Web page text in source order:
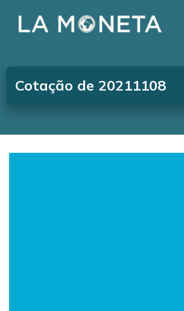
Cotação de 20211108